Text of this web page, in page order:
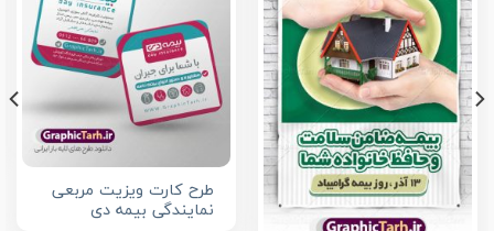
طرح کارت ویزیت مربعی
نمایندگی بیمه دی